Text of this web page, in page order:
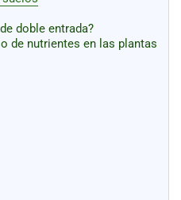
doble entrada?
de nutrientes en las plantas